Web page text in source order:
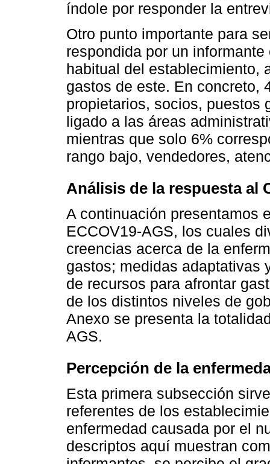
índole por responder la
Otro punto importante para
respondida por un
habitual del establecimiento,
gastos de este. En concreto,
propietarios, socios, puestos
ligado a las áreas
mientras que solo 6%
rango bajo, vendedores,
Análisis de la respuesta al
A continuación presentamos
ECCOV19-AGS, los cuales
creencias acerca de la
gastos; medidas adaptativas
de recursos para afrontar
de los distintos niveles de
Anexo se presenta la
AGS.
Percepción de la
Esta primera subsección
referentes de los
enfermedad causada por el
descriptos aquí muestran